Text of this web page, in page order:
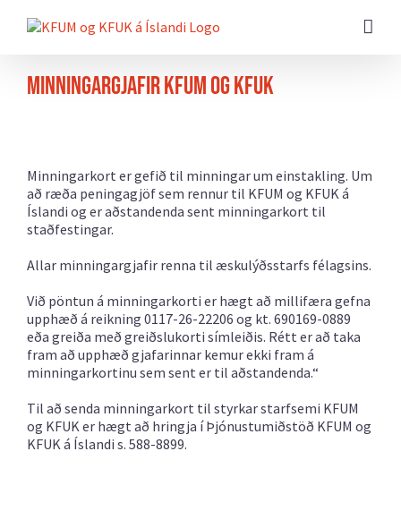
beint
síðunnarMinningargjafir KFUM og KFUK
Minningarkort er gefið til minningar um einstakling. Um
að ræða peningagjöf sem rennur til KFUM og KFUK á
Íslandi og er aðstandenda sent minningarkort til
staðfestingar.
Allar minningargjafir renna til æskulýðsstarfs félagsins.
Við pöntun á minningarkorti er hægt að millifæra gefna
upphæð á reikning 0117-26-22206 og kt. 690169-0889
eða greiða með greiðslukorti símleiðis. Rétt er að taka
fram að upphæð gjafarinnar kemur ekki fram á
minningarkortinu sem sent er til aðstandenda.“
Til að senda minningarkort til styrkar starfsemi KFUM
og KFUK er hægt að hringja í Þjónustumiðstöð KFUM og
KFUK á Íslandi s. 588-8899.